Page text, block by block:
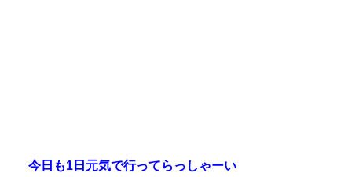
今日も1日元気で行ってらっしゃーい